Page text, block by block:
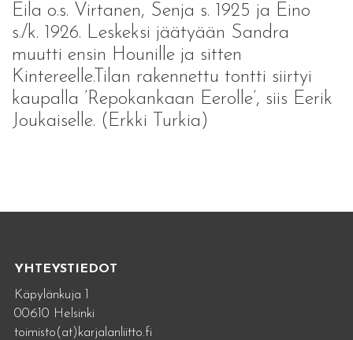
Eila o.s. Virtanen, Senja s. 1925 ja Eino
s./k. 1926. Leskeksi jäätyään Sandra
muutti ensin Hounille ja sitten
Kintereelle.Tilan rakennettu tontti siirtyi
kaupalla ’Repokankaan Eerolle’, siis Eerik
Joukaiselle. (Erkki Turkia)
YHTEYSTIEDOT
Käpylänkuja 1
00610 Helsinki
toimisto(at)karjalanliitto.fi